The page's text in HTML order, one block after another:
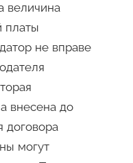
величина
платы
не вправе
внесена до
договора
могут